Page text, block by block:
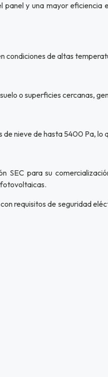
y una mayor
de altas
o superficies cercanas,
nieve de hasta 5400 Pa,
para su
requisitos de seguridad